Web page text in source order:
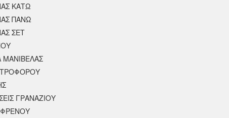
ΚΑΤΩ
ΠΑΝΩ
ΣΕΤ
ΜΑΝΙΒΕΛΑΣ
ΓΡΑΝΑΖΙΟΥ